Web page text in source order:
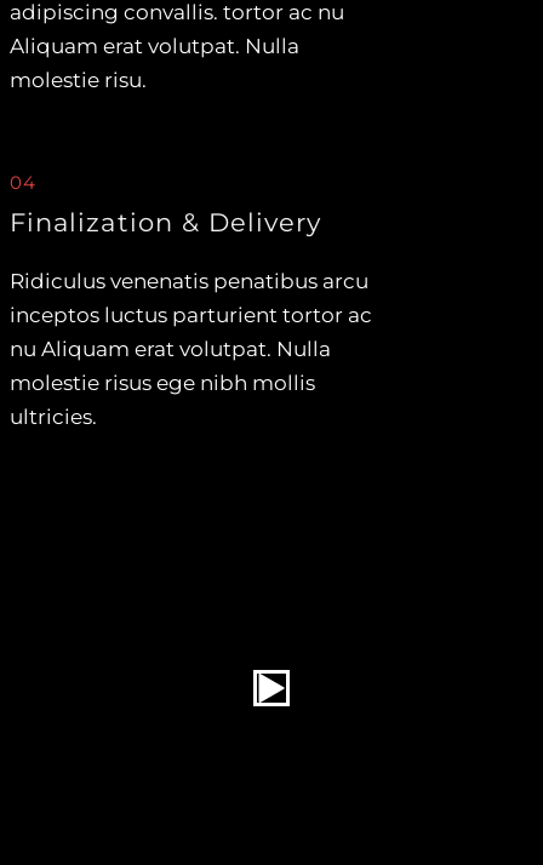
adipiscing convallis. tortor ac nu
Aliquam erat volutpat. Nulla
molestie risu.
04
Finalization & Delivery
Ridiculus venenatis penatibus arcu
inceptos luctus parturient tortor ac
nu Aliquam erat volutpat. Nulla
molestie risus ege nibh mollis
ultricies.